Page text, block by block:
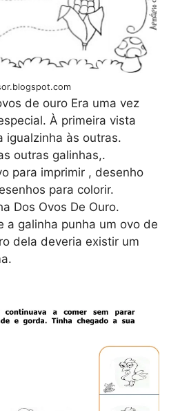
de ouro Era uma vez
À primeira vista
igualzinha às outras.
outras galinhas,.
para imprimir , desenho
para colorir.
Dos Ovos De Ouro.
a galinha punha um ovo de
dela deveria existir um